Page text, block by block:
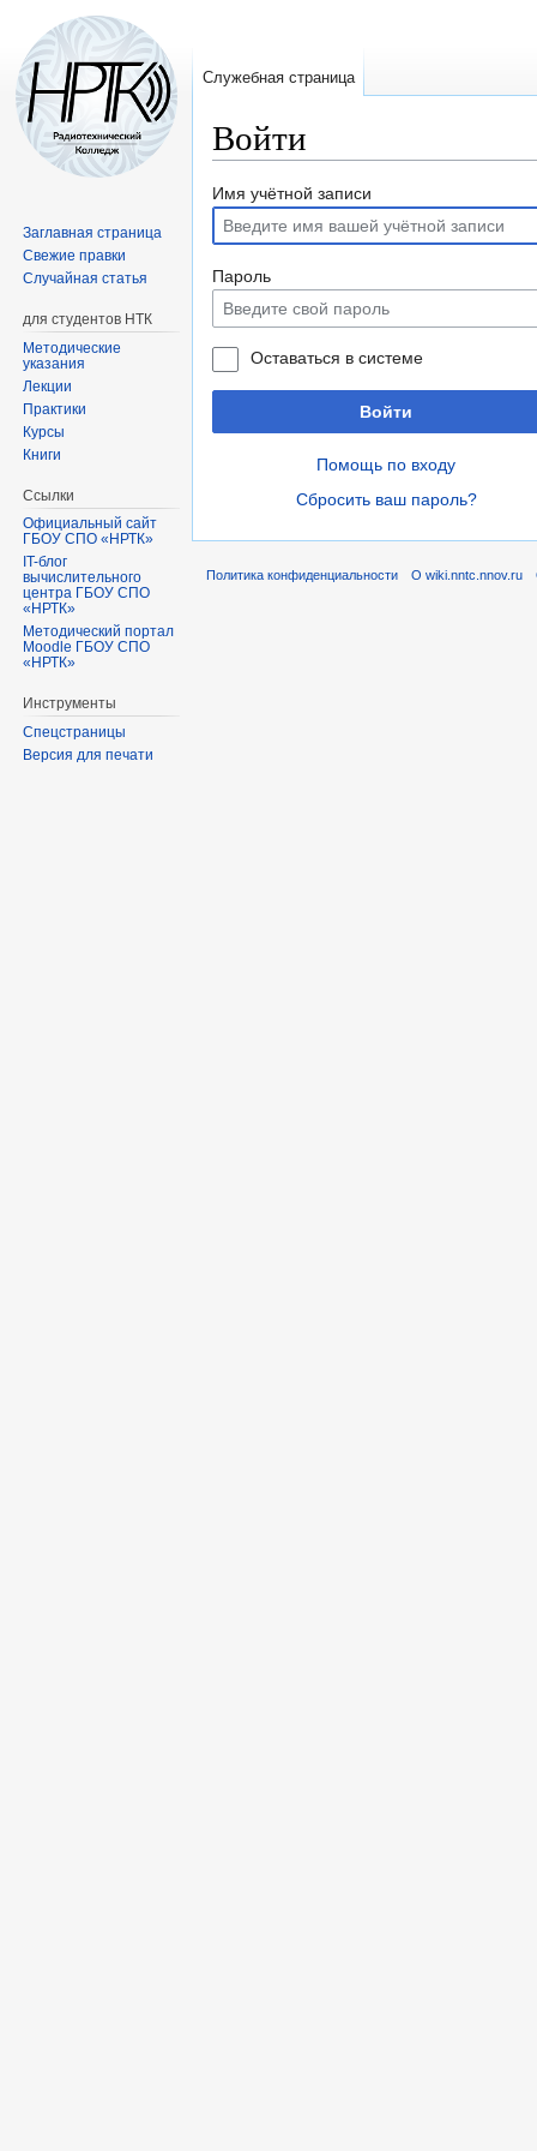
Войти
Перейти
навигации
Перейти
поиску
Имя учётной записи
Пароль
Оставаться в системе
Войти
Помощь по входу
Сбросить ваш пароль?
Служебная страница
Заглавная страница
Свежие правки
Случайная статья
для студентов НТК
Методические
указания
Лекции
Практики
Курсы
Книги
Ссылки
Официальный сайт
ГБОУ СПО «НРТК»
IT-блог
вычислительного
центра ГБОУ СПО
«НРТК»
Методический портал
Moodle ГБОУ СПО
«НРТК»
Инструменты
Спецстраницы
Версия для печати
Политика конфиденциальности О wiki.nntc.nnov.ru